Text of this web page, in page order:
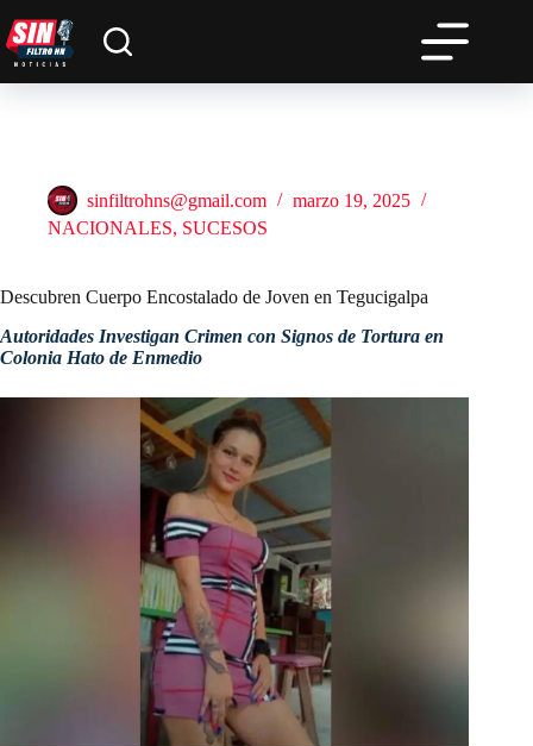
al
contenido
sinfiltrohns@gmail.com
marzo 19, 2025
NACIONALES, SUCESOS
Descubren Cuerpo Encostalado de Joven en Tegucigalpa
Autoridades Investigan Crimen con Signos de Tortura en
Colonia Hato de Enmedio